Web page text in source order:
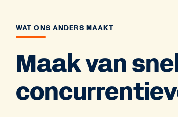
WAT ONS ANDERS MAAKT
Maak van